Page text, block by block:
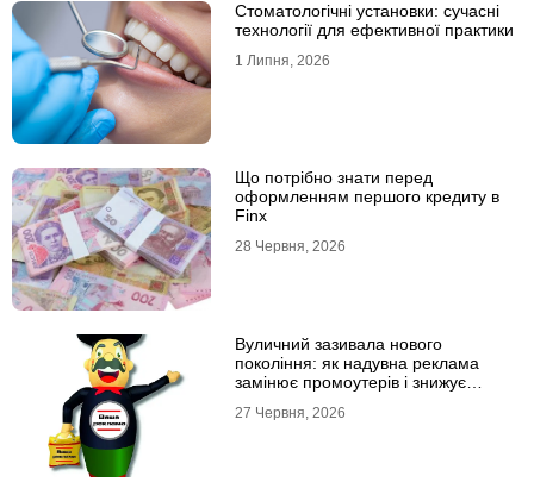
Стоматологічні установки: сучасні
технології для ефективної практики
1 Липня, 2026
Що потрібно знати перед
оформленням першого кредиту в
Finx
28 Червня, 2026
Вуличний зазивала нового
покоління: як надувна реклама
замінює промоутерів і знижує
27 Червня, 2026